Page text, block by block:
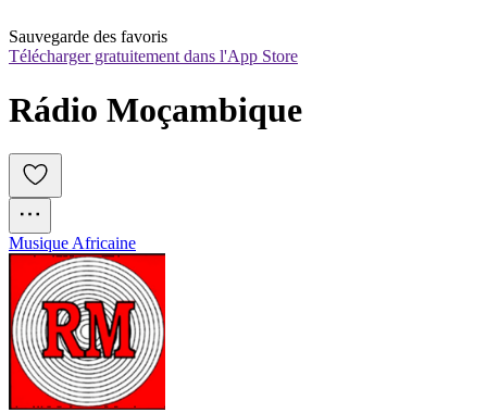
Sauvegarde des favoris
Télécharger gratuitement dans l'App Store
Rádio Moçambique
Musique Africaine